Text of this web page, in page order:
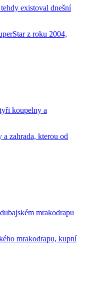
existoval dnešní
z roku 2004,
koupelny a
zahrada, kterou od
mrakodrapu
mrakodrapu, kupní